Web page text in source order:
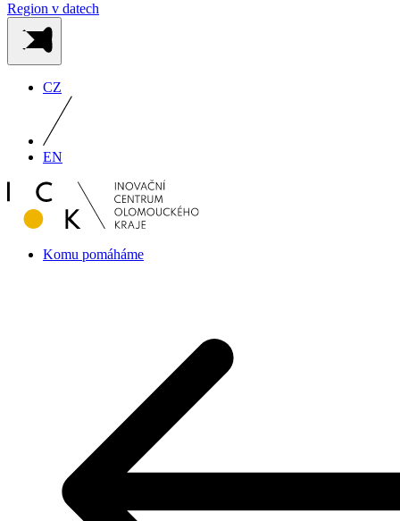
Region v datech
CZ
EN
Komu pomáháme